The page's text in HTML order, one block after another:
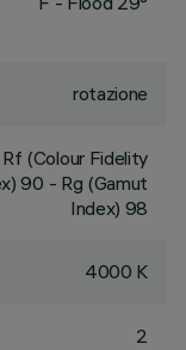
rotazione
(Colour Fidelity
90 - Rg (Gamut
Index) 98
4000 K
2